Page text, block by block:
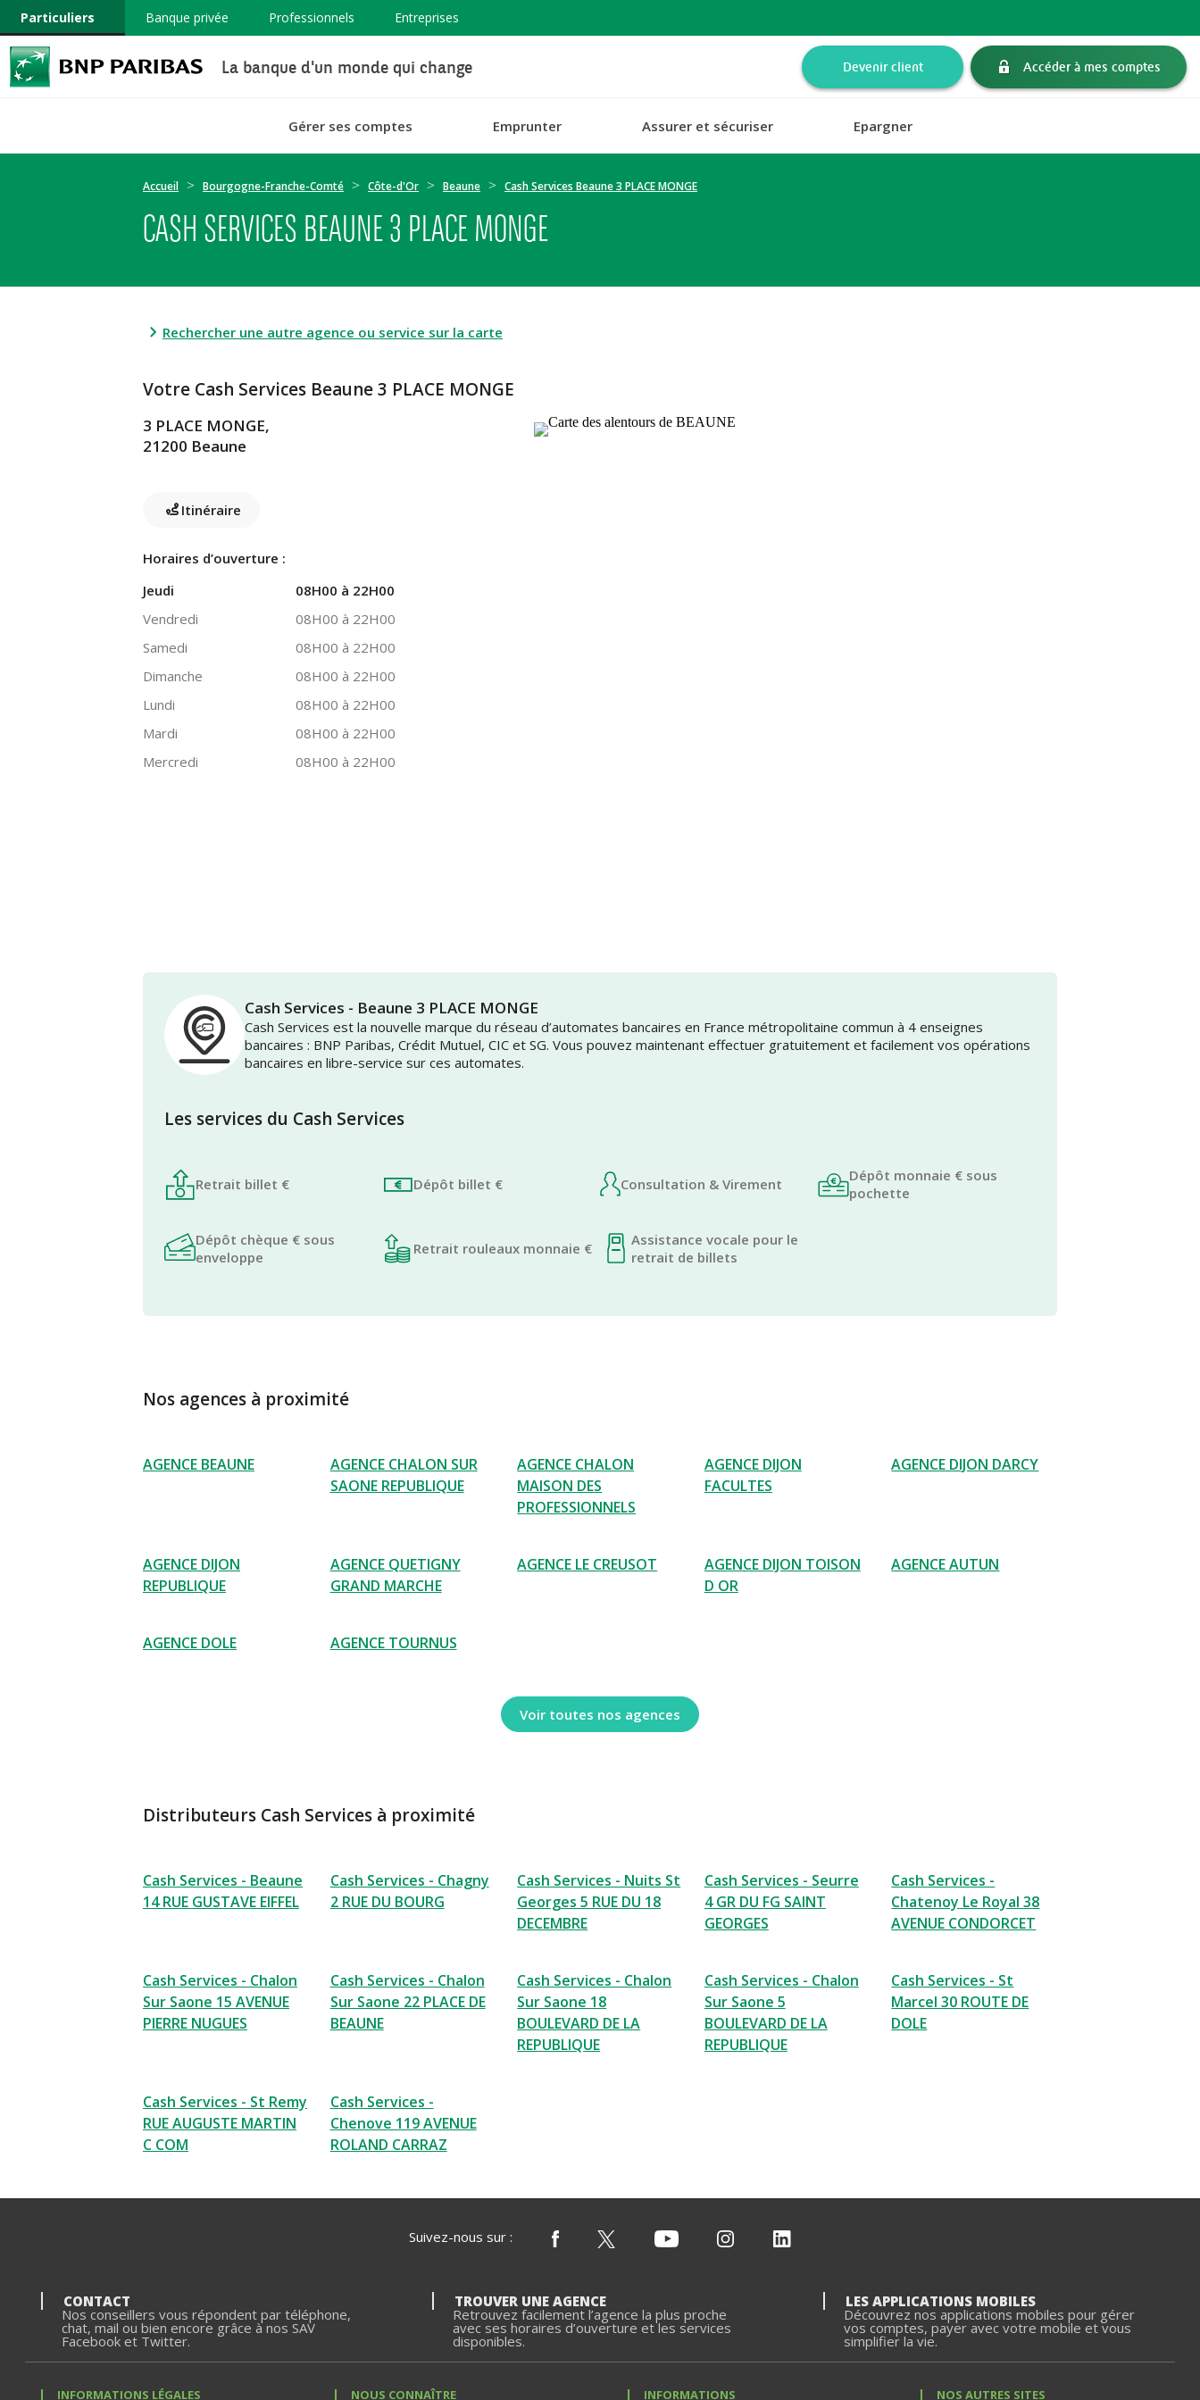
Particuliers Banque privée Professionnels Entreprises
La banque d'un monde qui change Devenir client Accéder à mes comptes
Gérer ses comptes Emprunter Assurer et sécuriser Epargner
Accueil Bourgogne-Franche-Comté Côte-d'Or Beaune Cash Services Beaune 3 PLACE MONGE
CASH SERVICES BEAUNE 3 PLACE MONGE
Rechercher une autre agence ou service sur la carte
Votre Cash Services Beaune 3 PLACE MONGE
3 PLACE MONGE,
21200 Beaune
Itinéraire
Horaires d’ouverture :
Jeudi
08H00 à 22H00
Vendredi
08H00 à 22H00
Samedi
08H00 à 22H00
Dimanche
08H00 à 22H00
Lundi
08H00 à 22H00
Mardi
08H00 à 22H00
Mercredi
08H00 à 22H00
Cash Services - Beaune 3 PLACE MONGE
Cash Services est la nouvelle marque du réseau d’automates bancaires en France métropolitaine commun à 4 enseignes
bancaires : BNP Paribas, Crédit Mutuel, CIC et SG. Vous pouvez maintenant effectuer gratuitement et facilement vos opérations
bancaires en libre-service sur ces automates.
Les services du Cash Services
Retrait billet € Dépôt billet € Consultation & Virement
Dépôt monnaie € sous
pochette
Dépôt chèque € sous
enveloppe
Retrait rouleaux monnaie €
Assistance vocale pour le
retrait de billets
Nos agences à proximité
AGENCE BEAUNE
AGENCE CHALON SUR
SAONE REPUBLIQUE
AGENCE CHALON
MAISON DES
PROFESSIONNELS
AGENCE DIJON
FACULTES
AGENCE DIJON DARCY
AGENCE DIJON
REPUBLIQUE
AGENCE QUETIGNY
GRAND MARCHE
AGENCE LE CREUSOT
AGENCE DIJON TOISON
D OR
AGENCE AUTUN
AGENCE DOLE AGENCE TOURNUS
Voir toutes nos agences
Distributeurs Cash Services à proximité
Cash Services - Beaune
14 RUE GUSTAVE EIFFEL
Cash Services - Chagny
2 RUE DU BOURG
Cash Services - Nuits St
Georges 5 RUE DU 18
DECEMBRE
Cash Services - Seurre
4 GR DU FG SAINT
GEORGES
Cash Services -
Chatenoy Le Royal 38
AVENUE CONDORCET
Cash Services - Chalon
Sur Saone 15 AVENUE
PIERRE NUGUES
Cash Services - Chalon
Sur Saone 22 PLACE DE
BEAUNE
Cash Services - Chalon
Sur Saone 18
BOULEVARD DE LA
REPUBLIQUE
Cash Services - Chalon
Sur Saone 5
BOULEVARD DE LA
REPUBLIQUE
Cash Services - St
Marcel 30 ROUTE DE
DOLE
Cash Services - St Remy
RUE AUGUSTE MARTIN
C COM
Cash Services -
Chenove 119 AVENUE
ROLAND CARRAZ
Suivez-nous sur :
CONTACT
Nos conseillers vous répondent par téléphone,
chat, mail ou bien encore grâce à nos SAV
Facebook et Twitter.
TROUVER UNE AGENCE
Retrouvez facilement l’agence la plus proche
avec ses horaires d’ouverture et les services
disponibles.
LES APPLICATIONS MOBILES
Découvrez nos applications mobiles pour gérer
vos comptes, payer avec votre mobile et vous
simplifier la vie.
INFORMATIONS LÉGALES NOUS CONNAÎTRE INFORMATIONS NOS AUTRES SITES